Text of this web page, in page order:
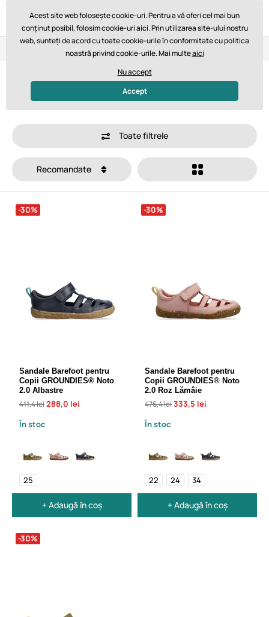
Retur în 14 zile Livrare rapidă de la 747,61 lei GRATUIT
Pantofi barefoot copii la reducere
Toate filtrele
Recomandate
-30%
Sandale Barefoot pentru
Copii GROUNDIES® Noto
2.0 Albastre
411,4 lei288,0 lei
În stoc
25
+ Adaugă în coș
-30%
Sandale Barefoot pentru
Copii GROUNDIES® Noto
2.0 Roz Lămâie
476,4 lei333,5 lei
În stoc
22 24 34
+ Adaugă în coș
-30%
Acest site web folosește cookie-uri. Pentru a vă oferi cel mai bun
conținut posibil, folosim cookie-uri aici. Prin utilizarea site-ului nostru
web, sunteți de acord cu toate cookie-urile în conformitate cu politica
noastră privind cookie-urile. Mai multeaici
Nu accept
Accept